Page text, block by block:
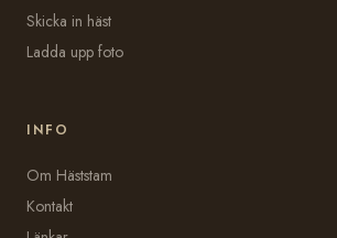
Skicka in häst
Ladda upp foto
INFO
Om Häststam
Kontakt